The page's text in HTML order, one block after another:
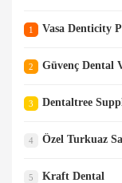
1 Vasa Denticity
2
3 Dentaltree
4 Özel Turkuaz
5 Kraft Dental